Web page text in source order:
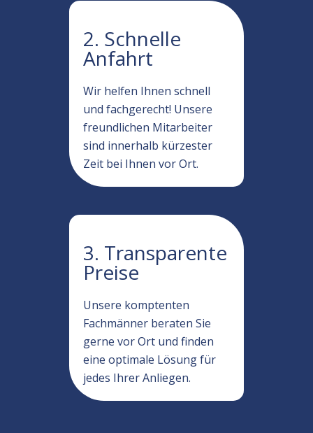
2. Schnelle
Anfahrt
Wir helfen Ihnen schnell
und fachgerecht! Unsere
freundlichen Mitarbeiter
sind innerhalb kürzester
Zeit bei Ihnen vor Ort.
3. Transparente
Preise
Unsere komptenten
Fachmänner beraten Sie
gerne vor Ort und finden
eine optimale Lösung für
jedes Ihrer Anliegen.